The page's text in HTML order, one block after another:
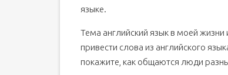
языке.
Тема английский язык в моей
привести слова из английского
покажите, как общаются люди